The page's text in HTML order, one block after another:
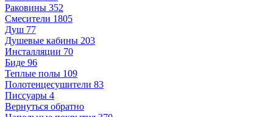
Раковины 352
Смесители 1805
Душ 77
Душевые кабины 203
Инсталляции 70
Биде 96
Теплые полы 109
Полотенцесушители 83
Писсуары 4
Вернуться обратно